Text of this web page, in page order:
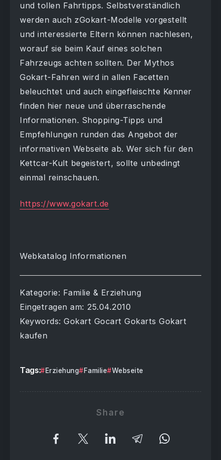
und tollen Fahrtipps. Selbstverständlich
werden auch zGokart-Modelle vorgestellt
und interessierte Eltern können nachlesen,
worauf sie beim Kauf eines solchen
Fahrzeugs achten sollten. Der Mythos
Gokart-Fahren wird in allen Facetten
beleuchtet und auch eingefleischte Kenner
finden hier neue und überraschende
Informationen. Shopping-Tipps und
Empfehlungen runden das Angebot der
informativen Webseite ab. Wer sich für den
Kettcar-Kult begeistert, sollte unbedingt
einmal reinschauen.
https://www.gokart.de
Webkatalog Informationen
Kategorie: Familie & Erziehung
Eingetragen am: 25.04.2010
Keywords: Gokart Gocart Gokarts Gokart
kaufen
Tags: Erziehung Familie Webseite
Share